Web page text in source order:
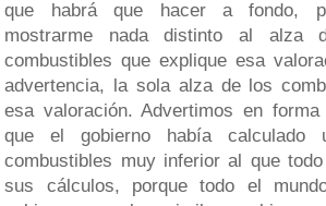
que habrá que hacer a fondo,
mostrarme nada distinto al alza
combustibles que explique esa
advertencia, la sola alza de los
esa valoración. Advertimos en forma
que el gobierno había
combustibles muy inferior al que
sus cálculos, porque todo el